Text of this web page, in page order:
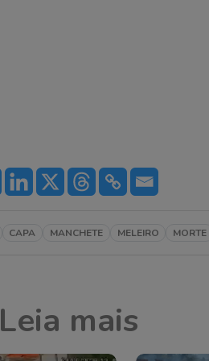
CAPA MANCHETE MELEIRO MORTE
Leia mais